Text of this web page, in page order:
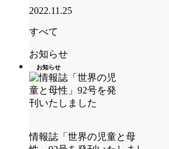
2022.11.25
すべて
お知らせ
お知らせ
情報誌「世界の児童と母